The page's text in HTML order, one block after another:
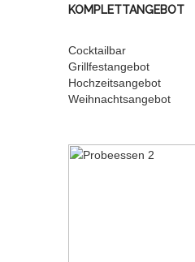
KOMPLETTANGEBOT
Cocktailbar
Grillfestangebot
Hochzeitsangebot
Weihnachtsangebot